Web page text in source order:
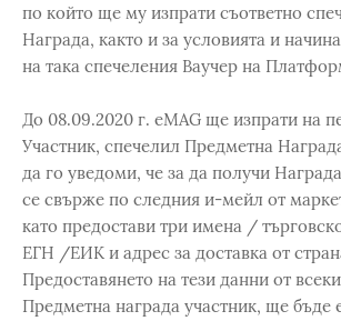
по който ще му изпрати съответно
Награда, както и за условията и
на така спечеления Ваучер на
До 08.09.2020 г. eMAG ще изпрати на
Участник, спечелил Предметна
да го уведоми, че за да получи
се свърже по следния и-мейл от
като предостави три имена /
ЕГН /ЕИК и адрес за доставка от
Предоставянето на тези данни от
Предметна награда участник, ще бъде